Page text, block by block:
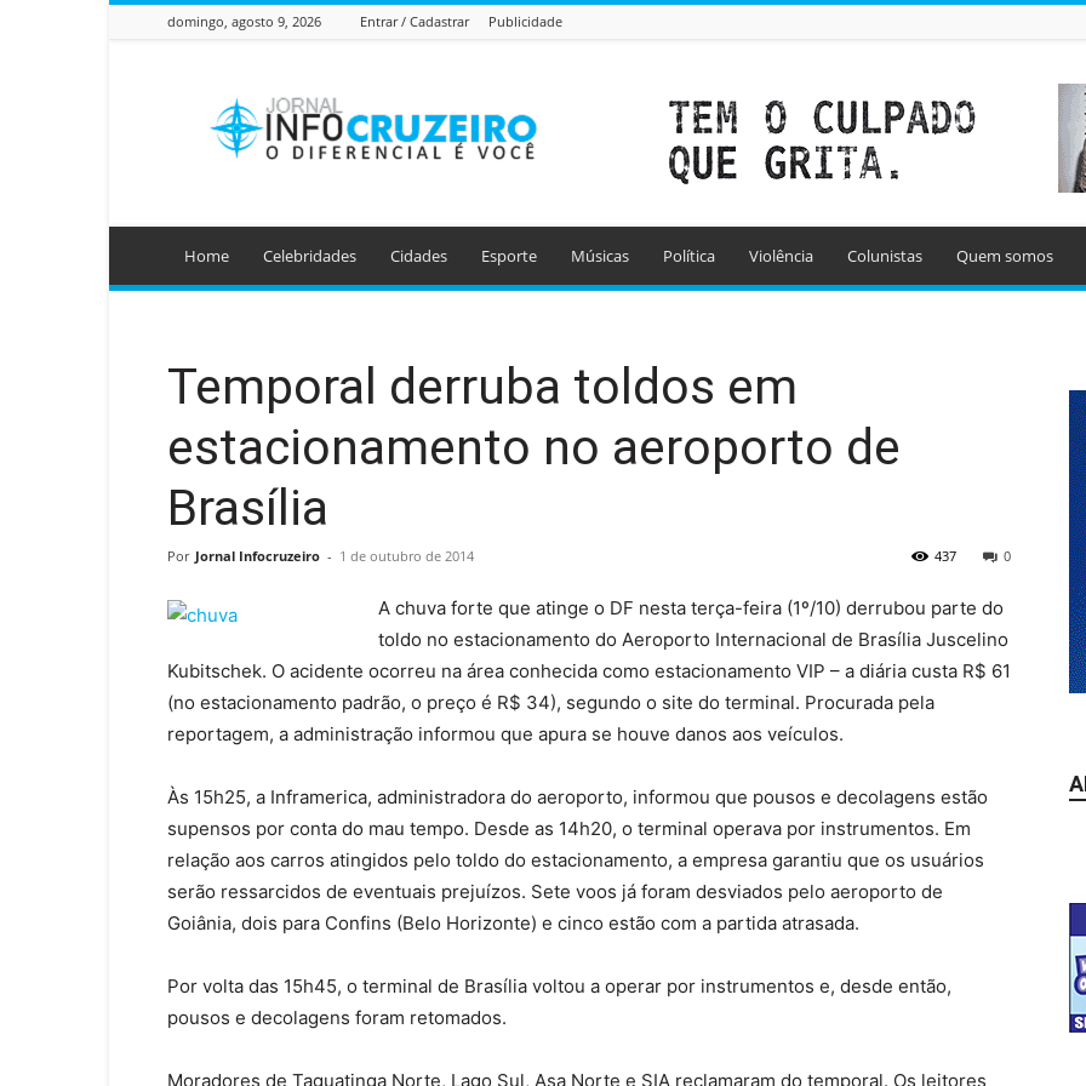
domingo, agosto 9, 2026 Entrar / Cadastrar Publicidade
Info
Cruzeiro
Home Celebridades Cidades Esporte Músicas Política Violência Colunistas Quem somos
Temporal derruba toldos em
estacionamento no aeroporto de
Brasília
Por Jornal Infocruzeiro - 1 de outubro de 2014 0
437
A chuva forte que atinge o DF nesta terça-feira (1º/10) derrubou parte do
toldo no estacionamento do Aeroporto Internacional de Brasília Juscelino
Kubitschek. O acidente ocorreu na área conhecida como estacionamento VIP – a diária custa R$ 61
(no estacionamento padrão, o preço é R$ 34), segundo o site do terminal. Procurada pela
reportagem, a administração informou que apura se houve danos aos veículos.
Às 15h25, a Inframerica, administradora do aeroporto, informou que pousos e decolagens estão
supensos por conta do mau tempo. Desde as 14h20, o terminal operava por instrumentos. Em
relação aos carros atingidos pelo toldo do estacionamento, a empresa garantiu que os usuários
serão ressarcidos de eventuais prejuízos. Sete voos já foram desviados pelo aeroporto de
Goiânia, dois para Confins (Belo Horizonte) e cinco estão com a partida atrasada.
Por volta das 15h45, o terminal de Brasília voltou a operar por instrumentos e, desde então,
pousos e decolagens foram retomados.
Moradores de Taguatinga Norte, Lago Sul, Asa Norte e SIA reclamaram do temporal. Os leitores